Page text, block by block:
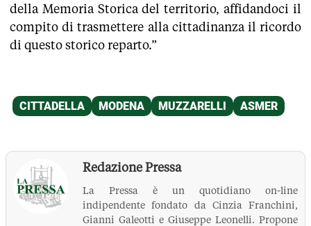
della Memoria Storica del territorio, affidandoci il
compito di trasmettere alla cittadinanza il ricordo
di questo storico reparto.”
Redazione Pressa
La Pressa è un quotidiano on-line
indipendente fondato da Cinzia Franchini,
Gianni Galeotti e Giuseppe Leonelli. Propone